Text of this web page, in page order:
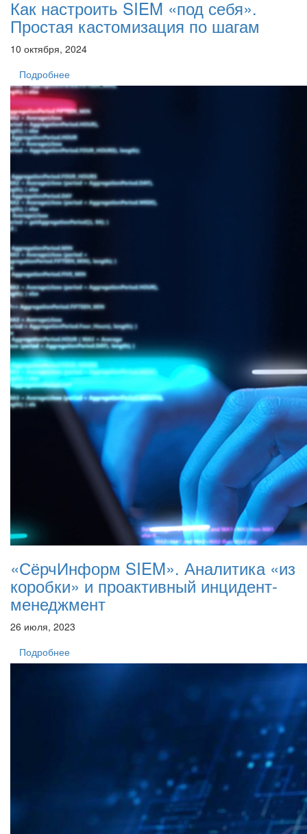
Как настроить SIEM «под себя».
Простая кастомизация по шагам
10 октября, 2024
Подробнее
«СёрчИнформ SIEM». Аналитика «из
коробки» и проактивный инцидент-
менеджмент
26 июля, 2023
Подробнее